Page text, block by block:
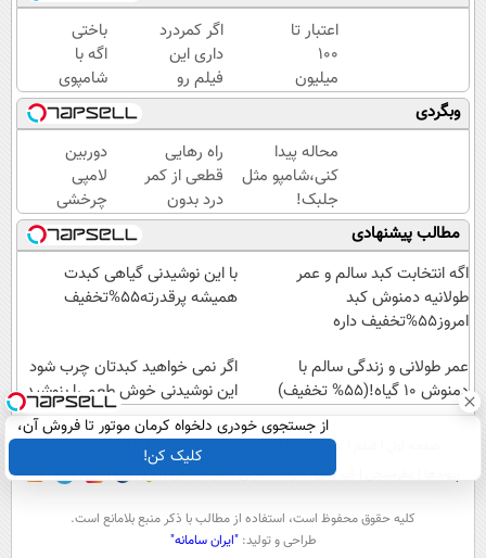
اعتبار تا
۱۰۰
میلیون
تومان ⚡
همین
الان
درخواست
اعتبار بده
✅
اگر کمردرد
داری این
فیلم رو
ببین!
◗پرسش‌نامه
رو پر کن◖
باختی
اگه با
شامپوی
جلبک
موهاتو
پرپشت
و خوش
حالت
نکنی
وبگردی
محاله پیدا
کنی،شامپو مثل
جلبک!
ضدریزش+رویش
مجدد40%تخفیف
راه رهایی
قطعی از کمر
درد بدون
نیاز به دارو
👈🏻
(پرسش‌نامه)
دوربین
لامپی
چرخشی
360
درجه
فقط
امروز
پرداخت
درب
منزل
مطالب پیشنهادی
اگه انتخابت کبد سالم و عمر
طولانیه دمنوش کبد
امروز55%تخفیف داره
با این نوشیدنی گیاهی کبدت
همیشه پرقدرته55%تخفیف
عمر طولانی و زندگی سالم با
دمنوش ۱۰ گیاه!(۵۵% تخفیف)
اگر نمی خواهید کبدتان چرب شود
این نوشیدنی خوش طعم را بنوشید
از جستجوی خودری دلخواه کرمان موتور تا فروش آن،
ساده، بی واسطه و مستقیم
کلیک کن! عصر ایران۲ درباره عصرایران تماس با ما
آب و هوا اوقات شرعی سواد زندگی
كليه حقوق محفوظ است، استفاده از مطالب با ذكر منبع بلامانع است.
طراحی و تولید:"ایران سامانه"